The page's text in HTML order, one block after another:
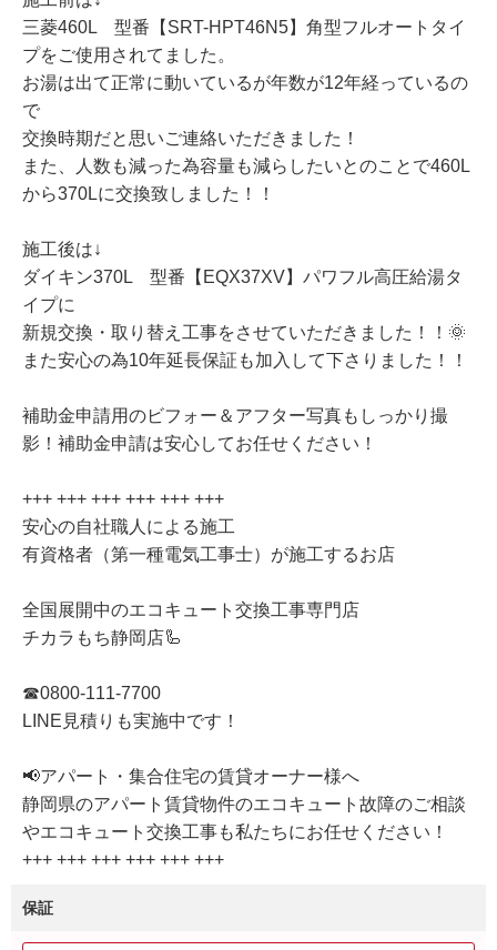
三菱460L 型番【SRT-HPT46N5】角型フルオートタイ
プをご使用されてました。
お湯は出て正常に動いているが年数が12年経っているの
で
交換時期だと思いご連絡いただきました！
また、人数も減った為容量も減らしたいとのことで460L
から370Lに交換致しました！！
施工後は↓
ダイキン370L 型番【EQX37XV】パワフル高圧給湯タ
イプに
新規交換・取り替え工事をさせていただきました！！🌞
また安心の為10年延長保証も加入して下さりました！！
補助金申請用のビフォー＆アフター写真もしっかり撮
影！補助金申請は安心してお任せください！
+++ +++ +++ +++ +++ +++
安心の自社職人による施工
有資格者（第一種電気工事士）が施工するお店
全国展開中のエコキュート交換工事専門店
チカラもち静岡店🦾
☎0800-111-7700
LINE見積りも実施中です！
📢アパート・集合住宅の賃貸オーナー様へ
静岡県のアパート賃貸物件のエコキュート故障のご相談
やエコキュート交換工事も私たちにお任せください！
+++ +++ +++ +++ +++ +++
保証